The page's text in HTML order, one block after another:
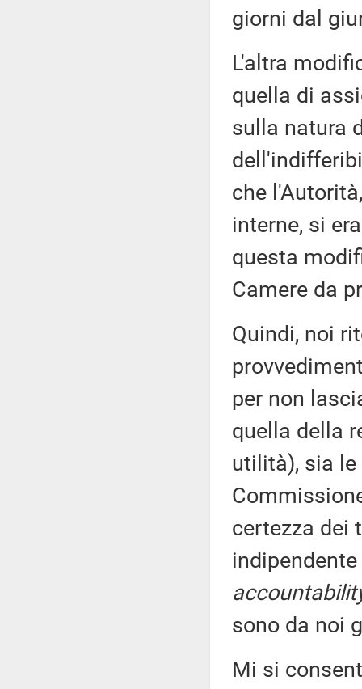
giorni dal
L'altra
quella di
sulla natura
che
interne, si
questa
Camere da
Quindi, noi
per non
quella della
utilità), sia
certezza dei
sono da noi
Mi si